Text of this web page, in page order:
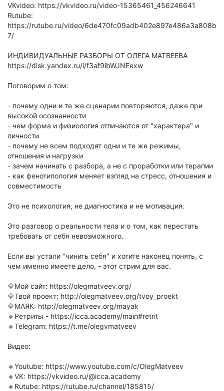
VKvideo: https://vkvideo.ru/video-15365461_456246641
Rutube:
https://rutube.ru/video/6de470fc09adb402e897e486a3a808b
7/
ИНДИВИДУАЛЬНЫЕ РАЗБОРЫ ОТ ОЛЕГА МАТВЕЕВА
https://disk.yandex.ru/i/f3af9ibWJNEexw
Поговорим о том:
- почему одни и те же сценарии повторяются, даже при
высокой осознанности
- чем форма и физиология отличаются от "характера" и
личности
- почему не всем подходят одни и те же режимы,
отношения и нагрузки
- зачем начинать с разбора, а не с проработки или терапии
- как фенотипология меняет взгляд на стресс, отношения и
совместимость
Это не психология, не диагностика и не мотивация.
Это разговор о реальности тела и о том, как перестать
требовать от себя невозможного.
Если вы устали "чинить себя" и хотите наконец понять, с
чем именно имеете дело, - этот стрим для вас.
🔷Мой сайт: https://olegmatveev.org/
🔷Твой проект: http://olegmatveev.org/tvoy_proekt
🔷МАЯК: http://olegmatveev.org/mayak
🔹Ретриты - https://icca.academy/main#retrit
🔹Telegram: https://t.me/olegvmatveev
Видео:
🔹Youtube: https://www.youtube.com/c/OlegMatveev
🔹VK: https://vkvideo.ru/@icca.academy
🔹Rutube: https://rutube.ru/channel/185815/